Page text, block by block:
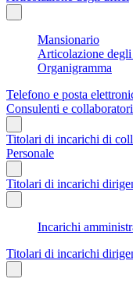
Mansionario
Articolazione
Organigramma
Telefono e posta
Consulenti e collaboratori
Titolari di incarichi di
Personale
Titolari di incarichi
Incarichi
Titolari di incarichi